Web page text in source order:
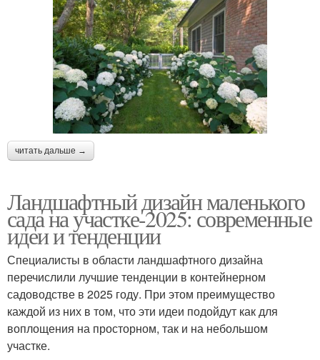
читать дальше →
Ландшафтный дизайн маленького
сада на участке-2025: современные
идеи и тенденции
Специалисты в области ландшафтного дизайна
перечислили лучшие тенденции в контейнерном
садоводстве в 2025 году. При этом преимущество
каждой из них в том, что эти идеи подойдут как для
воплощения на просторном, так и на небольшом
участке.